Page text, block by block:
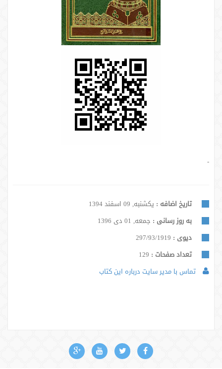
-
تاریخ اضافه : یکشنبه, 09 اسفند 1394
به روز رسانی : جمعه, 01 دی 1396
دیوی : 297/93/1919
تعداد صفحات :
تماس با مدیر سایت درباره این کتاب